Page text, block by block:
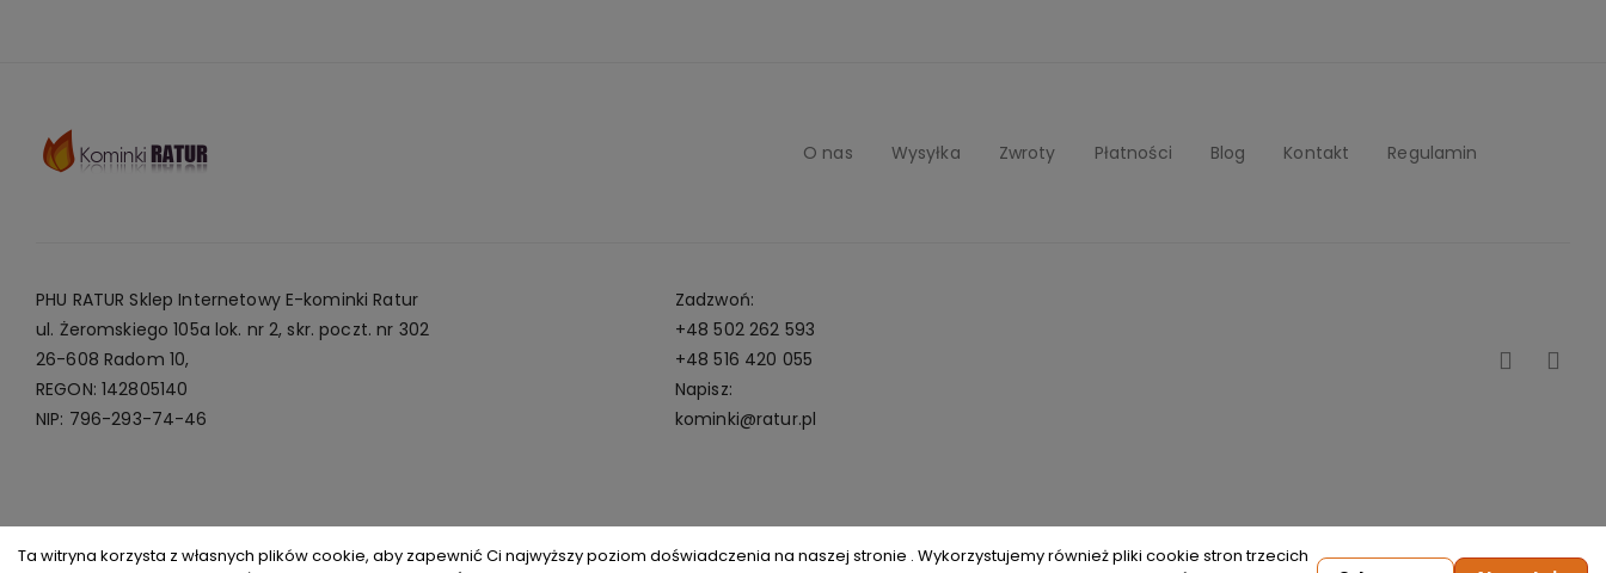
O nas Wysyłka Zwroty Płatności Blog Kontakt Regulamin
PHU RATUR Sklep Internetowy E-kominki Ratur
ul. Żeromskiego 105a lok. nr 2, skr. poczt. nr 302
26-608 Radom 10,
REGON: 142805140
NIP: 796-293-74-46
Zadzwoń:
+48 502 262 593
+48 516 420 055
Napisz:
kominki@ratur.pl
Ta witryna korzysta z własnych plików cookie, aby zapewnić Ci najwyższy poziom doświadczenia na naszej stronie . Wykorzystujemy również pliki cookie stron trzecich